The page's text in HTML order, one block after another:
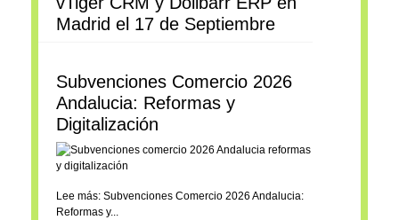
Madrid el 17 de Septiembre
Subvenciones Comercio 2026
Andalucia: Reformas y
Digitalización
Lee más: Subvenciones Comercio 2026 Andalucia:
Reformas y...